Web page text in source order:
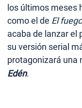
los últimos meses
como el de El
acaba de lanzar el
su versión serial
protagonizará una
Edén.